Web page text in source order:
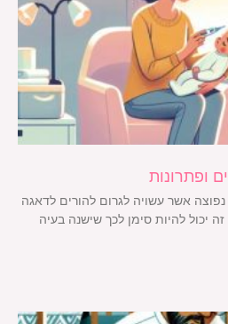
ופתרונות
אשר עשויה לגרום להורים לדאגה
יכול להיות סימן לכך שישנה בעיה